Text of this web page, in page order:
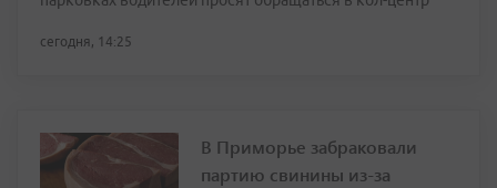
сегодня, 14:25
В Приморье забраковали
партию свинины из-за